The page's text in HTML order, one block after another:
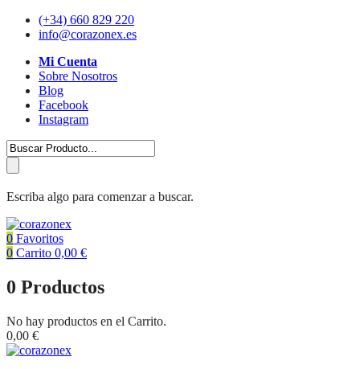
(+34) 660 829 220
info@corazonex.es
Mi Cuenta
Sobre Nosotros
Blog
Facebook
Instagram
Escriba algo para comenzar a buscar.
0 Favoritos
0 Carrito 0,00 €
0 Productos
No hay productos en el Carrito.
0,00 €